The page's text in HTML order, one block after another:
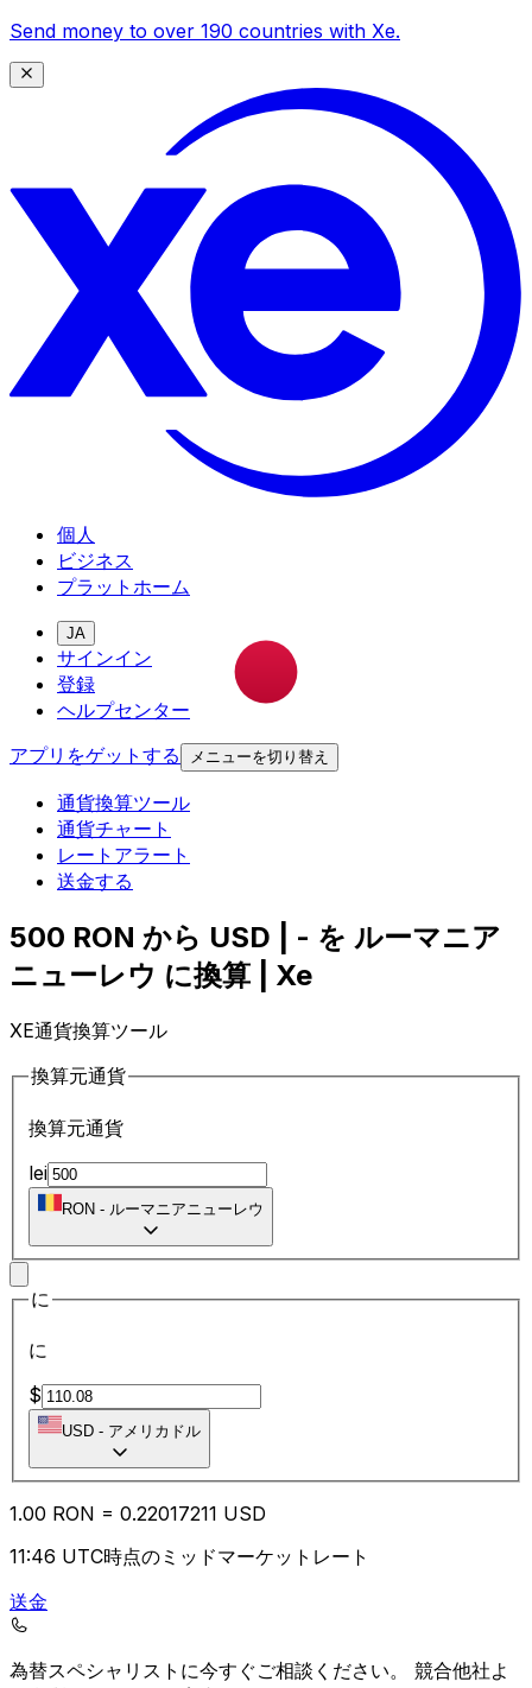
Send money to over 190 countries with Xe.
個人
ビジネス
プラットホーム
JA
サインイン
登録
ヘルプセンター
アプリをゲットする
メニューを切り替え
通貨換算ツール
通貨チャート
レートアラート
送金する
500 RON から USD | - を ルーマニア
ニューレウ に換算 | Xe
XE通貨換算ツール
換算元通貨
換算元通貨
lei
RON - ルーマニアニューレウ
に
に
$
USD - アメリカドル
1.00 RON = 0.22017211 USD
11:46 UTC時点のミッドマーケットレート
送金
為替スペシャリストに今すぐご相談ください。 競合他社よ